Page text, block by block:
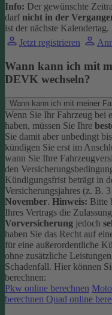
Info: Der gewünschte
darf nicht in der
ist der nächste Kalendertag.
Jetzt registrieren
Wann kann ich mit
DEVK wechseln?
Wann kann ich mit meiner
Wenn Sie Ihr Fahrzeug bei
haben, müssen Sie Ihre
Sie damit aber unbedingt
kündigen Sie erst im
wann Sie Ihre
den
Kündigungsfrist beträgt in
Versicherungsjahres (z. B.
November. Hinweis: Bitte
Ihres Vertrags die
Vorversicherung jedoch
haben Sie das Recht auf
für eine außerordentliche
ohne zusätzliche
Schadenfall. Hier können
berechnen:
Pkw online berechnen
berechnen Quad online